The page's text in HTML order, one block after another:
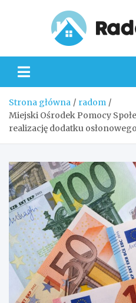
Strona główna
radom
Miejski Ośrodek Pomocy
realizację dodatku osłonowego